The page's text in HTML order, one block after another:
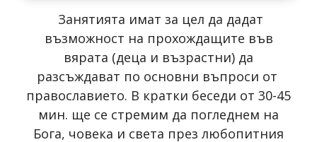
Занятията имат за цел да дадат
възможност на прохождащите във
вярата (деца и възрастни) да
разсъждават по основни въпроси от
православието. В кратки беседи от 30-45
мин. ще се стремим да погледнем на
Бога, човека и света през любопитния